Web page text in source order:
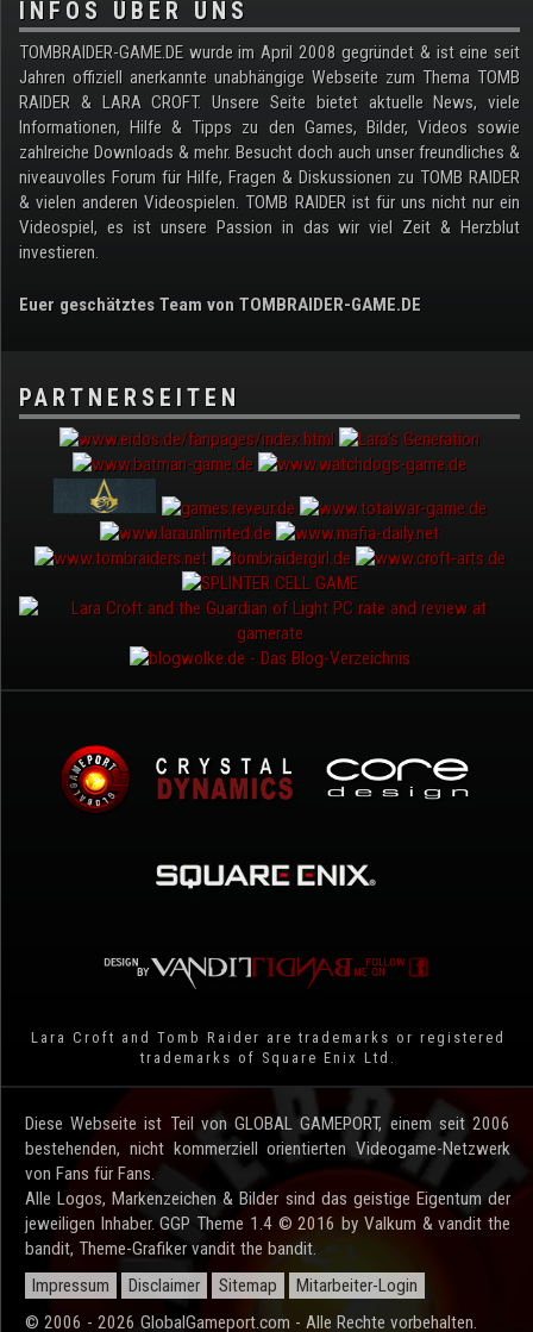
INFOS ÜBER UNS
TOMBRAIDER-GAME.DE wurde im April 2008 gegründet & ist eine seit
Jahren offiziell anerkannte unabhängige Webseite zum Thema TOMB
RAIDER & LARA CROFT. Unsere Seite bietet aktuelle News, viele
Informationen, Hilfe & Tipps zu den Games, Bilder, Videos sowie
zahlreiche Downloads & mehr. Besucht doch auch unser freundliches &
niveauvolles Forum für Hilfe, Fragen & Diskussionen zu TOMB RAIDER
& vielen anderen Videospielen. TOMB RAIDER ist für uns nicht nur ein
Videospiel, es ist unsere Passion in das wir viel Zeit & Herzblut
investieren.
Euer geschätztes Team von TOMBRAIDER-GAME.DE
PARTNERSEITEN
Lara Croft and Tomb Raider are trademarks or registered
trademarks of Square Enix Ltd.
Diese Webseite ist Teil von GLOBAL GAMEPORT, einem seit 2006
bestehenden, nicht kommerziell orientierten Videogame-Netzwerk
von Fans für Fans.
Alle Logos, Markenzeichen & Bilder sind das geistige Eigentum der
jeweiligen Inhaber. GGP Theme 1.4 © 2016 by Valkum & vandit the
bandit, Theme-Grafiker vandit the bandit.
Impressum
Disclaimer Sitemap
Mitarbeiter-Login
© 2006 - 2026 GlobalGameport.com - Alle Rechte vorbehalten.